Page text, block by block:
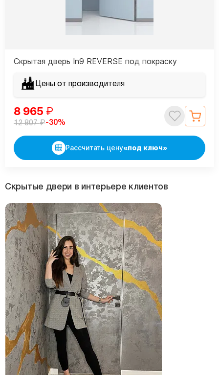
Скрытая дверь In9 REVERSE под покраску
Цены от производителя
8 965 ₽
12 807₽-30%
Рассчитать цену«под ключ»
Скрытые двери в интерьере клиентов